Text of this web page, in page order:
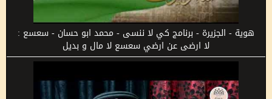
هوية - الجزيرة - برنامج كي لا ننسى - محمد ابو حسان - سعسع :
لا ارضى عن ارضي سعسع لا مال و بديل